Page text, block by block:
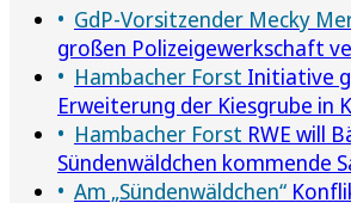
GdP-Vorsitzender Mecky
großen Polizeigewerkschaft
Hambacher Forst Initiative
Erweiterung der Kiesgrube in
Hambacher Forst RWE will
Sündenwäldchen kommende
Am „Sündenwäldchen“